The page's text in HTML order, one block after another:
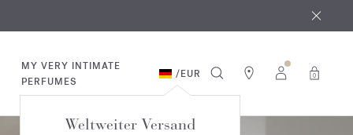
MY VERY INTIMATE
PERFUMES
/EUR 0
Weltweiter Versand